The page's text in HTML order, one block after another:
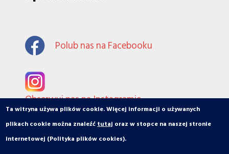
Ta witryna używa plików cookie. Więcej informacji o używanych
plikach cookie można znaleźćtutajoraz w stopce na naszej stronie
internetowej (Polityka plików cookies).
Polub nas na Facebooku
Obserwuj nas na Instagramie
© orbiToruń.pl - Miasto, ludzie, organizacje